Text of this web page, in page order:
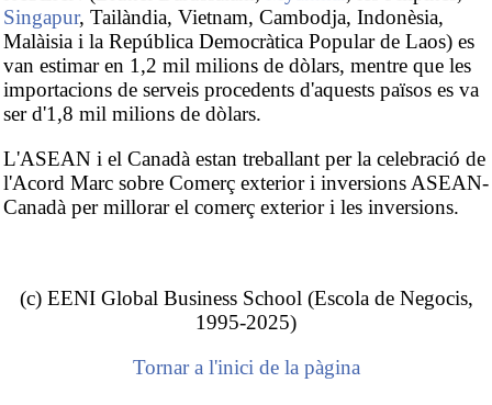
Singapur, Tailàndia, Vietnam, Cambodja, Indonèsia,
Malàisia i la República Democràtica Popular de Laos) es
van estimar en 1,2 mil milions de dòlars, mentre que les
importacions de serveis procedents d'aquests països es va
ser d'1,8 mil milions de dòlars.
L'ASEAN i el Canadà estan treballant per la celebració de
l'Acord Marc sobre Comerç exterior i inversions ASEAN-
Canadà per millorar el comerç exterior i les inversions.
(c) EENI Global Business School (Escola de Negocis,
1995-2025)
Tornar a l'inici de la pàgina